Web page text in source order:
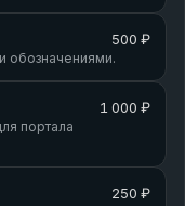
500 ₽
обозначениями.
1 000 ₽
портала
250 ₽